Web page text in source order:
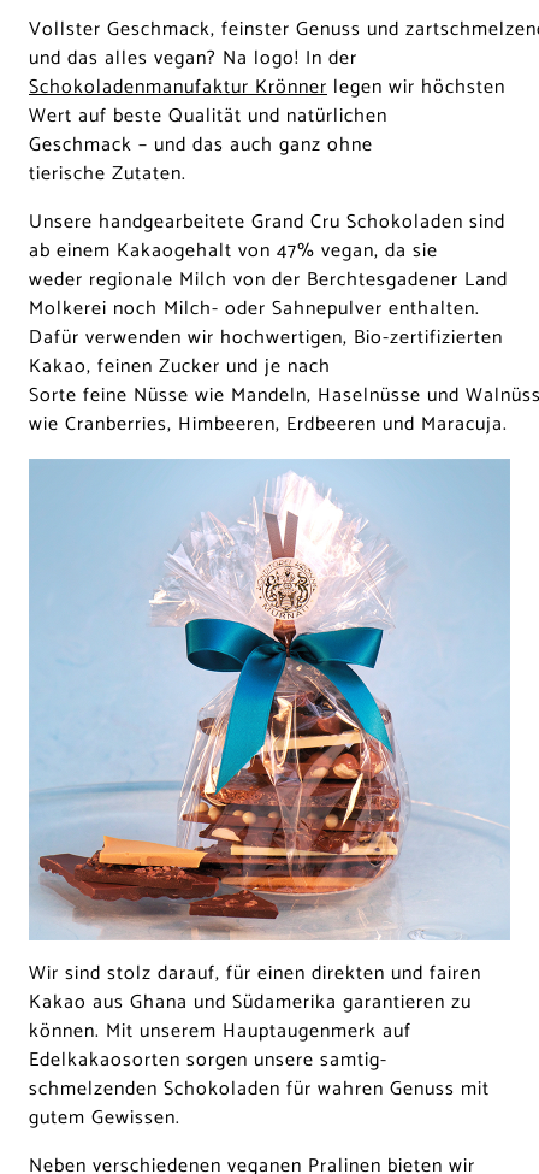
Vollster Geschmack, feinster Genuss und
und das alles vegan? Na logo! In der
Schokoladenmanufaktur Krönner legen wir höchsten
Wert auf beste Qualität und natürlichen
Geschmack – und das auch ganz ohne
tierische Zutaten.
Unsere handgearbeitete Grand Cru Schokoladen sind
ab einem Kakaogehalt von 47% vegan, da sie
weder regionale Milch von der Berchtesgadener Land
Molkerei noch Milch- oder Sahnepulver enthalten.
Dafür verwenden wir hochwertigen, Bio-zertifizierten
Kakao, feinen Zucker und je nach
Sorte feine Nüsse wie Mandeln, Haselnüsse und
wie Cranberries, Himbeeren, Erdbeeren und Maracuja.
Wir sind stolz darauf, für einen direkten und fairen
Kakao aus Ghana und Südamerika garantieren zu
können. Mit unserem Hauptaugenmerk auf
Edelkakaosorten sorgen unsere samtig-
schmelzenden Schokoladen für wahren Genuss mit
gutem Gewissen.
Neben verschiedenen veganen Pralinen bieten wir